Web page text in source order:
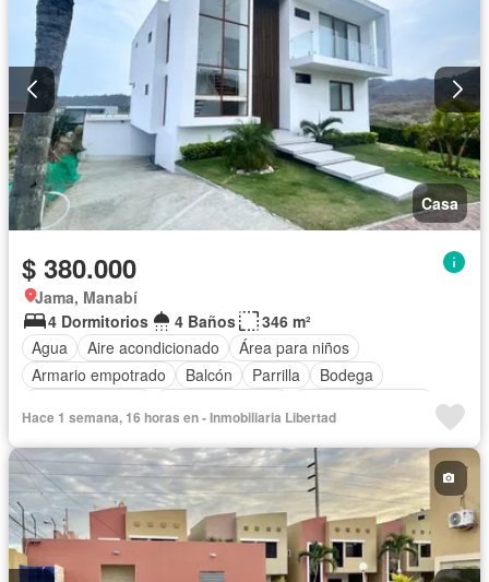
Casa
$ 380.000
Jama, Manabí
4 Dormitorios
4 Baños
346 m²
Agua
Aire acondicionado
Área para niños
Armario empotrado
Balcón Parrilla
Bodega
Electricidad
Estacionamiento
Garita de guardianía
Internet
Patio Piscina Seguridad
Terraza
Vista panorámica
Wifi Completamente amoblado
Hace 1 semana, 16 horas en - Inmobiliaria Libertad